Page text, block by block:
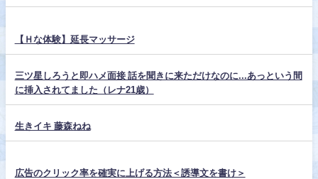
【Ｈな体験】延長マッサージ
三ツ星しろうと即ハメ面接 話を聞きに来ただけなのに...あっという間
に挿入されてました（レナ21歳）
生きイキ 藤森ねね
広告のクリック率を確実に上げる方法＜誘導文を書け＞